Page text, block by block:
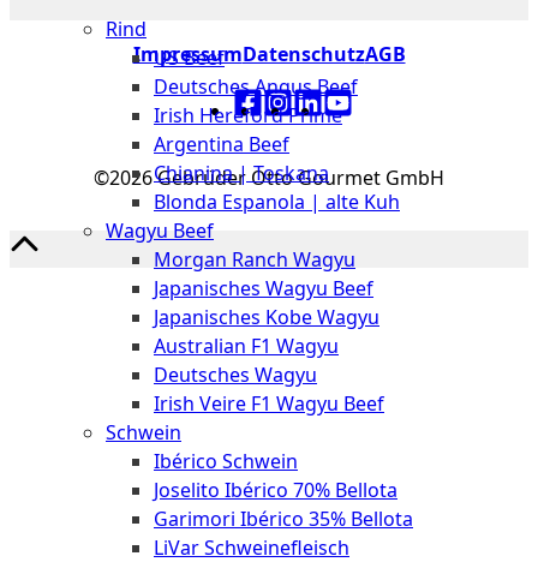
Rind
US Beef
Deutsches Angus Beef
Irish Hereford Prime
Argentina Beef
Chianina | Toskana
Blonda Espanola | alte Kuh
Wagyu Beef
Morgan Ranch Wagyu
Japanisches Wagyu Beef
Japanisches Kobe Wagyu
Australian F1 Wagyu
Deutsches Wagyu
Irish Veire F1 Wagyu Beef
Schwein
Ibérico Schwein
Joselito Ibérico 70% Bellota
Garimori Ibérico 35% Bellota
LiVar Schweinefleisch
ImpressumDatenschutzAGB
©2026 Gebrüder Otto Gourmet GmbH